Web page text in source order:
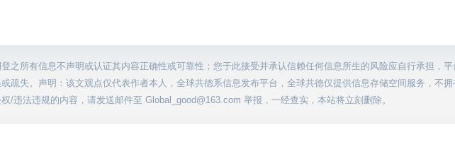
之所有信息不声明或认证其内容正确性或可靠性；您于此接受并承认信赖任何信息所生的风险应自行承担，
疏失。声明：该文观点仅代表作者本人，全球共德系信息发布平台，全球共德仅提供信息存储空间服务，不
/违法违规的内容，请发送邮件至 Global_good@163.com 举报，一经查实，本站将立刻删除。